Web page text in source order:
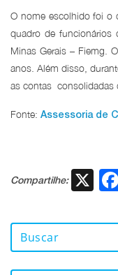
O nome escolhido foi o
quadro de funcionários
Minas Gerais – Fiemg.
anos. Além disso,
as contas consolidadas
Fonte: Assessoria de
Compartilhe: X